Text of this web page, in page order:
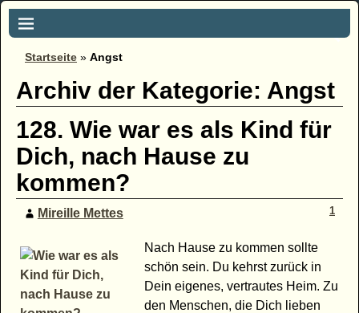
Startseite » Angst
Archiv der Kategorie: Angst
128. Wie war es als Kind für
Dich, nach Hause zu
kommen?
Mireille Mettes 1
Nach Hause zu kommen sollte
schön sein. Du kehrst zurück in
Dein eigenes, vertrautes Heim. Zu
den Menschen, die Dich lieben